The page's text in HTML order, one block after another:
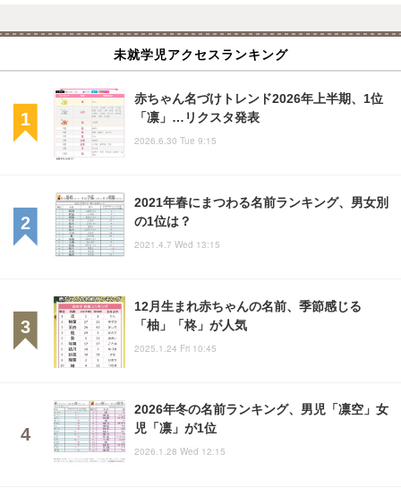
未就学児アクセスランキング
赤ちゃん名づけトレンド2026年上半期、1位
「凛」…リクスタ発表
2026.6.30 Tue 9:15
2021年春にまつわる名前ランキング、男女別
の1位は？
2021.4.7 Wed 13:15
12月生まれ赤ちゃんの名前、季節感じる
「柚」「柊」が人気
2025.1.24 Fri 10:45
2026年冬の名前ランキング、男児「凛空」女
児「凛」が1位
2026.1.28 Wed 12:15